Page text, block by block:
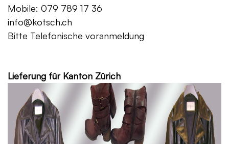
Mobile: 079 789 17 36
info@kotsch.ch
Bitte Telefonische voranmeldung
Lieferung für Kanton Zürich